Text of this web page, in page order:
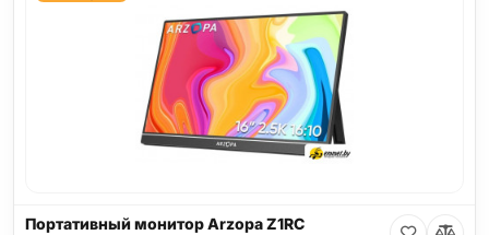
Портативный монитор Arzopa Z1RC